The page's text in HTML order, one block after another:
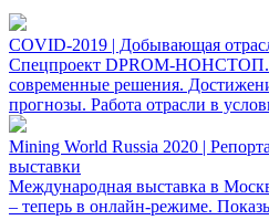
COVID-2019 | Добывающая
Спецпроект DPROM-НОНСТОП.
современные решения.
прогнозы. Работа отрасли в
Mining World Russia 2020 |
выставки
Международная выставка в
– теперь в онлайн-режиме.